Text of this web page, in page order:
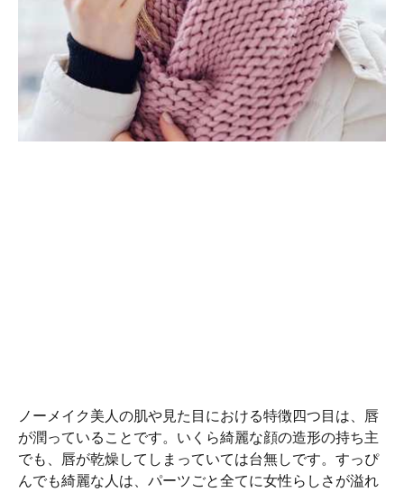
ノーメイク美人の肌や見た目における特徴四つ目は、唇
が潤っていることです。いくら綺麗な顔の造形の持ち主
でも、唇が乾燥してしまっていては台無しです。すっぴ
んでも綺麗な人は、パーツごと全てに女性らしさが溢れ